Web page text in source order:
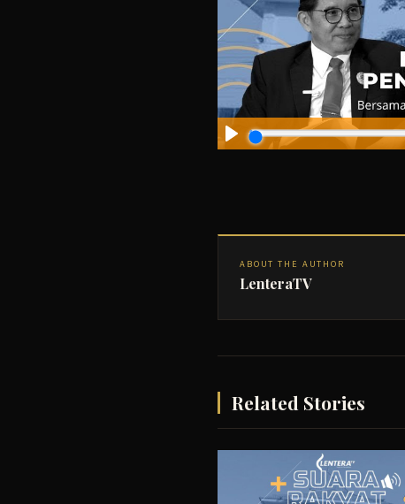
ABOUT THE AUTHOR
LenteraTV
Related Stories